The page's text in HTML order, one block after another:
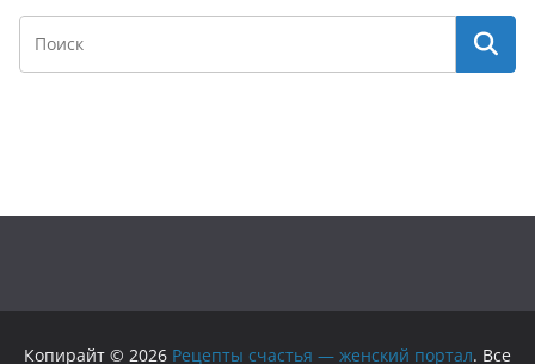
Копирайт © 2026 Рецепты счастья — женский портал. Все